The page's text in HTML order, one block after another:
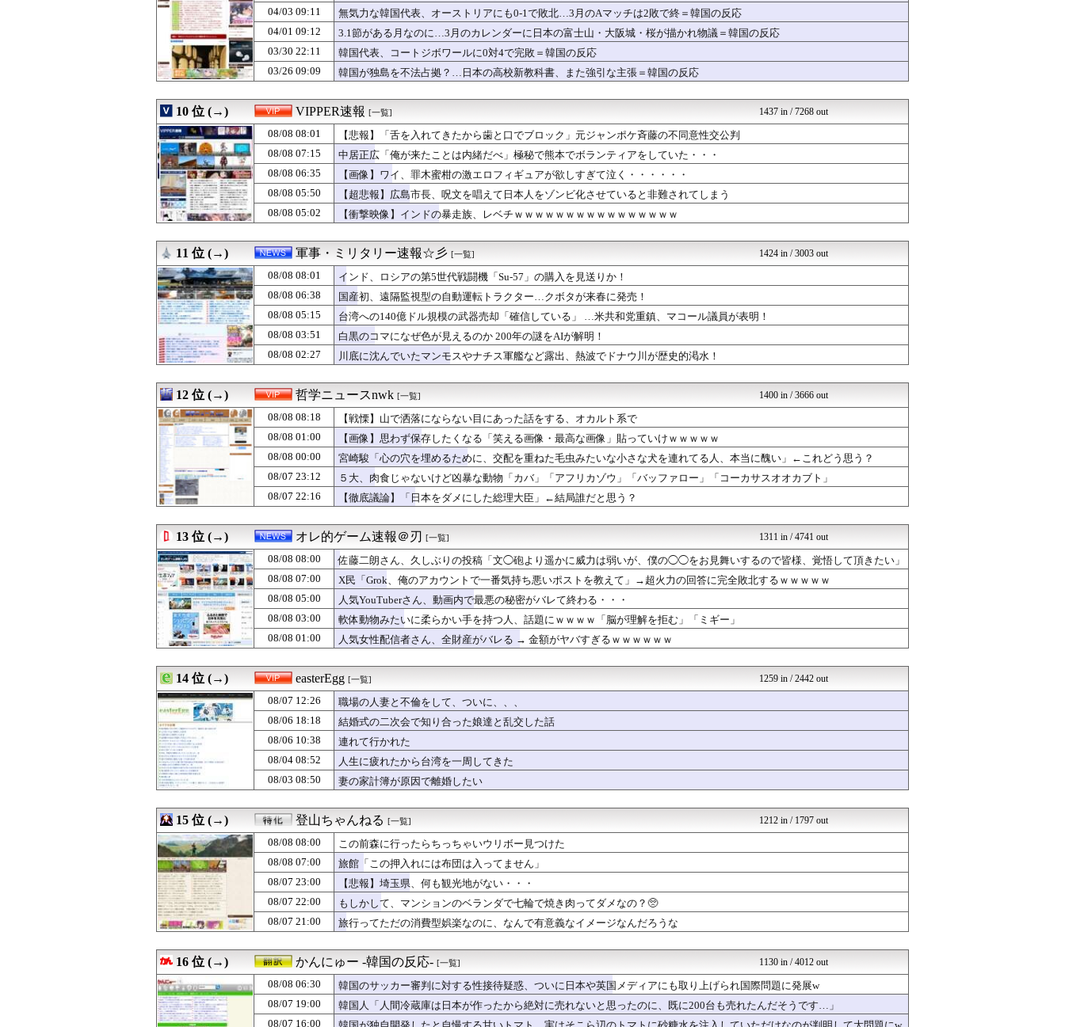
08/08 07:02
※ガンダムの世界の上級国民はなぜ地球に執着するのか
GUNDAM.LOG｜ガン...
08/08 07:01
日本の輸出額、円安なのに人口少ない台湾と韓国に抜かれ日本沈没死亡
資格ちゃんねる
08/08 07:01
サウジの危機に「知るか」の声！ 中東の嵐は自業自得？（海外の反応）
世界はグーチョキパー
08/08 07:00
【財務省人事】エース級の財務官僚・一松旬氏が“異例転出”へ 官邸幹部「協力的で...
08/08 07:00
【モバマス】ぷちのん、ふてのんと化す。
SSまにあっくす！
08/08 07:00
【夏ボーナス】初の100万円超え うちも有名メーカーで上場企業だが 社内格差が...
ほんわかMkⅡ
08/08 07:00
【VTuber】RK Music、公式サイトをリニューアル！『こうして見るとR...
VTuberNews
08/08 07:00
梅野ドリスバッテリーはマジでなんで阿倍と勝負したん？意味わからんわ
阪神タイガースちゃんねる
08/08 07:00
【ラブライブ！】フミコって可愛くね？
ラブライブ！まとめブログ ...
08/08 07:00
コメダ珈琲「量多いです、客層いいです、量多いです」←こいつの弱点
08/08 07:00
高校生がうちの車に傷をつけた。管理人さんに連絡したらその家の親が来て謝ってくれ...
すまいる(^-^)ぶろぐ
08/08 07:00
X民「Grok、俺のアカウントで一番気持ち悪いポストを教えて」→超火力の回答に...
08/08 07:00
最新の齋藤飛鳥の『ぶってえ下半身』、大変なことになってるって...
08/08 07:00
旅館「この押入れには布団は入ってません」
登山ちゃんねる
08/08 07:00
【東大調査】「外国人受け入れ反対」大幅増 若い世代で多く
│米国株ETFまとめ速報
08/08 07:00
韓国人「朝目覚めたらベッドが360度グルグル…」ハン・ガインを苦しめた『あの病...
韓国ニュース反応まとめ
08/08 07:00
【朗報】韓国人「新宿の自販機、うちの飲み物だらけ」
ニチカン！
08/08 07:00
【単話】やる夫は無人島を脱出したいようです【朝それ】
08/08 06:58
【速報】またまた乃木坂配信中に一ノ瀬美空が登場wwwwwwwww
08/08 06:56
税務署員1億円超脱税疑い 詐取金で競艇か、国税当局
競馬まとめのまとめ
08/08 06:55
スクーバル「すまん、ドジャースじゃなくてタイガースにはよ戻りてぇわ」
なんじぇいスタジアム＠なん...
08/08 06:55
日本人はBYDの軽EV「ラッコ」をどう見ているのか―中国メディア [8/7]
08/08 06:50
【後悔】浮気されて再構築した結果…何年も後に感情が爆発してしまった理由がヤバい...
08/08 06:50
そうめんの薬味何を入れる？
まぐろとにぼし
08/08 06:49
ホルムズ海峡、開放
なんじぇいスタジアム＠なん...
08/08 06:46
韓国人「13回のサヨナラはすごい…」吉田正尚がレッドソックスの劇的な勝利をアシ...
クロード-韓国の反応まとめ
08/08 06:44
「かつや」とかいうアンチが全くいないカツ丼屋さんwwywwywwywwyww
08/08 06:40
高値で米を大量に仕入れた米卸大手、米価下落によって決算が凄まじいことになってい...
08/08 06:40
女さんたちの間で流行った変なハイレグの服の上からズボンを履くファッションｗｗｗ...
ラビット速報
08/08 06:39
【画像】地味顔なのにカラダが凄い女ｗｗｗwｗｗｗｗｗｗｗｗ❤
なんJミュージアム
08/08 06:38
国産初、遠隔監視型の自動運転トラクター…クボタが来春に発売！
軍事・ミリタリー速報☆彡
08/08 06:35
日経社説、入管庁の永住許可厳格化を猛批判「永住外国人の生活保護受給をなくす目的...
08/08 06:35
【悲報】キヨ、逮捕ｗｗｗｗｗｗｗｗｗｗｗ
不思議.net - 5ch...
08/08 06:33
結婚してるんやが、ワイの低年収すぎて泣いてる
はーとログ
08/08 06:32
【悲報】テレビ番組「15年前の日本はすごかった」【ドル円75円】
mutyunのゲーム+αブ...
08/08 06:32
【画像】AV女優さん、キモオタチー牛弱男どもの「おはよう」にブチギレ
いたしん！
08/08 06:32
【コンマ】崩壊する世界を旅する20【安価】
SS Daydream
08/08 06:31
お前らずっと「今PC買うのは時期が悪い」って言ってないか？
ガジェット2ch
08/08 06:30
SPEED「Body & Soul」30年ぶりリマスター配信＆カセット発売決...
芸能人ニュース速報
08/08 06:30
国税庁、「前例のない悪質な」不祥事が次々発覚して終わる「パパ活」「情報漏えい」...
コノユビニュース｜みんなの...
08/08 06:30
【朝鮮日報】幻となった「女性天皇」
08/08 06:30
韓国のサッカー審判に対する性接待疑惑、ついに日本や英国メディアにも取り上げられ...
かんにゅー -韓国の反応-
08/08 06:30
【修羅場】家族で浮気バトル！待ち伏せしたらとんでもない結末がwwww
気団まとめ-噫無情-｜嫁・...
08/08 06:25
【悲報】デリヘル嬢に買ってきたばかりのペットボトルのお茶渡したwwww
バズッター速報
08/08 06:25
二塁手最強は菊池やが、そこに遊撃手つけて最強な二遊間にするならだれつける？
なんじぇいスタジアム＠なん...
08/08 06:22
彼女の誕生日プレゼントにマグカップ渡したら引かれたんだが
08/08 06:21
韓国人「日本が誇るキャプテン翼の高橋陽一は実は〇〇を知らなかった」
08/08 06:18
【衝撃】SES10年目のワイ、転職するか迷うｗｗｗｗｗ
NEWSぽけまとめーる
08/08 06:15
無職ぼく、ラブホ配送の仕事が決まったらこうなるwww
まとめCUP
08/08 06:13
就職先の先輩「あなたの上司はリストラ候補だから、仲良くするとあなたまでクビにな...
08/08 06:12
【衝撃】元TBS山本里菜アナ（32）、『重大発表』キタァアアアアーーーー！！
08/08 06:12
俺、弟の嫁に一目惚れしてしまった。どうにもならんよな？
浮気ちゃんねる
08/08 06:11
【画像】JKダンス部、なぜか部員の８割がﾃﾞｶﾊﾟｲｗｗｗｗｗ mashlife通信
04/03 09:11
無気力な韓国代表、オーストリアにも0-1で敗北…3月のAマッチは2敗で終＝韓国の反応
04/01 09:12
3.1節がある月なのに…3月のカレンダーに日本の富士山・大阪城・桜が描かれ物議＝韓国の反応
03/30 22:11
韓国代表、コートジボワールに0対4で完敗＝韓国の反応
03/26 09:09
韓国が独島を不法占拠？…日本の高校新教科書、また強引な主張＝韓国の反応
10 位 (→) VIPPER速報 [一覧] 1437 in / 7268 out
08/08 08:01
【悲報】「舌を入れてきたから歯と口でブロック」元ジャンポケ斉藤の不同意性交公判
08/08 07:15
中居正広「俺が来たことは内緒だべ」極秘で熊本でボランティアをしていた・・・
08/08 06:35
【画像】ワイ、罪木蜜柑の激エロフィギュアが欲しすぎて泣く・・・・・・
08/08 05:50
【超悲報】広島市長、呪文を唱えて日本人をゾンビ化させていると非難されてしまう
08/08 05:02
【衝撃映像】インドの暴走族、レベチｗｗｗｗｗｗｗｗｗｗｗｗｗｗｗｗ
11 位 (→) 軍事・ミリタリー速報☆彡 [一覧] 1424 in / 3003 out
08/08 08:01
インド、ロシアの第5世代戦闘機「Su-57」の購入を見送りか！
08/08 06:38
国産初、遠隔監視型の自動運転トラクター…クボタが来春に発売！
08/08 05:15
台湾への140億ドル規模の武器売却「確信している」 …米共和党重鎮、マコール議員が表明！
08/08 03:51
白黒のコマになぜ色が見えるのか 200年の謎をAIが解明！
08/08 02:27
川底に沈んでいたマンモスやナチス軍艦など露出、熱波でドナウ川が歴史的渇水！
12 位 (→) 哲学ニュースnwk [一覧] 1400 in / 3666 out
08/08 08:18
【戦慄】山で洒落にならない目にあった話をする、オカルト系で
08/08 01:00
【画像】思わず保存したくなる「笑える画像・最高な画像」貼っていけｗｗｗｗｗ
08/08 00:00
宮崎駿「心の穴を埋めるために、交配を重ねた毛虫みたいな小さな犬を連れてる人、本当に醜い」←これどう思う？
08/07 23:12
５大、肉食じゃないけど凶暴な動物「カバ」「アフリカゾウ」「バッファロー」「コーカサスオオカブト」
08/07 22:16
【徹底議論】「日本をダメにした総理大臣」←結局誰だと思う？
13 位 (→) オレ的ゲーム速報＠刃 [一覧] 1311 in / 4741 out
08/08 08:00
佐藤二朗さん、久しぶりの投稿「文◯砲より遥かに威力は弱いが、僕の◯◯をお見舞いするので皆様、覚悟して頂きたい」
08/08 07:00
X民「Grok、俺のアカウントで一番気持ち悪いポストを教えて」→超火力の回答に完全敗北するｗｗｗｗｗ
08/08 05:00
人気YouTuberさん、動画内で最悪の秘密がバレて終わる・・・
08/08 03:00
軟体動物みたいに柔らかい手を持つ人、話題にｗｗｗｗ「脳が理解を拒む」「ミギー」
08/08 01:00
人気女性配信者さん、全財産がバレる → 金額がヤバすぎるｗｗｗｗｗｗ
14 位 (→) easterEgg [一覧] 1259 in / 2442 out
08/07 12:26
職場の人妻と不倫をして、ついに、、、
08/06 18:18
結婚式の二次会で知り合った娘達と乱交した話
08/06 10:38
連れて行かれた
08/04 08:52
人生に疲れたから台湾を一周してきた
08/03 08:50
妻の家計簿が原因で離婚したい
15 位 (→) 登山ちゃんねる [一覧] 1212 in / 1797 out
08/08 08:00
この前森に行ったらちっちゃいウリボー見つけた
08/08 07:00
旅館「この押入れには布団は入ってません」
08/07 23:00
【悲報】埼玉県、何も観光地がない・・・
08/07 22:00
もしかして、マンションのベランダで七輪で焼き肉ってダメなの？🥺
08/07 21:00
旅行ってただの消費型娯楽なのに、なんで有意義なイメージなんだろうな
16 位 (→) かんにゅー -韓国の反応- [一覧] 1130 in / 4012 out
08/08 06:30
韓国のサッカー審判に対する性接待疑惑、ついに日本や英国メディアにも取り上げられ国際問題に発展w
08/07 19:00
韓国人「人間冷蔵庫は日本が作ったから絶対に売れないと思ったのに、既に200台も売れたんだそうです…」
08/07 16:00